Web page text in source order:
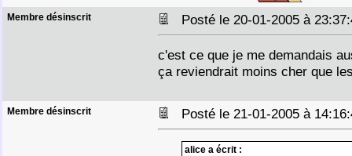
Membre désinscrit Posté le 20-01-2005 à
c'est ce que je me demandais
ça reviendrait moins cher que
Membre désinscrit Posté le 21-01-2005 à
alice a écrit :